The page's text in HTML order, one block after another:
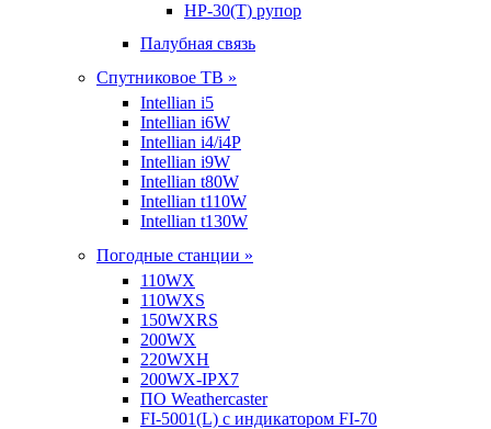
HP-30(T) рупор
Палубная связь
Спутниковое ТВ »
Intellian i5
Intellian i6W
Intellian i4/i4P
Intellian i9W
Intellian t80W
Intellian t110W
Intellian t130W
Погодные станции »
110WX
110WXS
150WXRS
200WX
220WXH
200WX-IPX7
ПО Weathercaster
FI-5001(L) с индикатором FI-70